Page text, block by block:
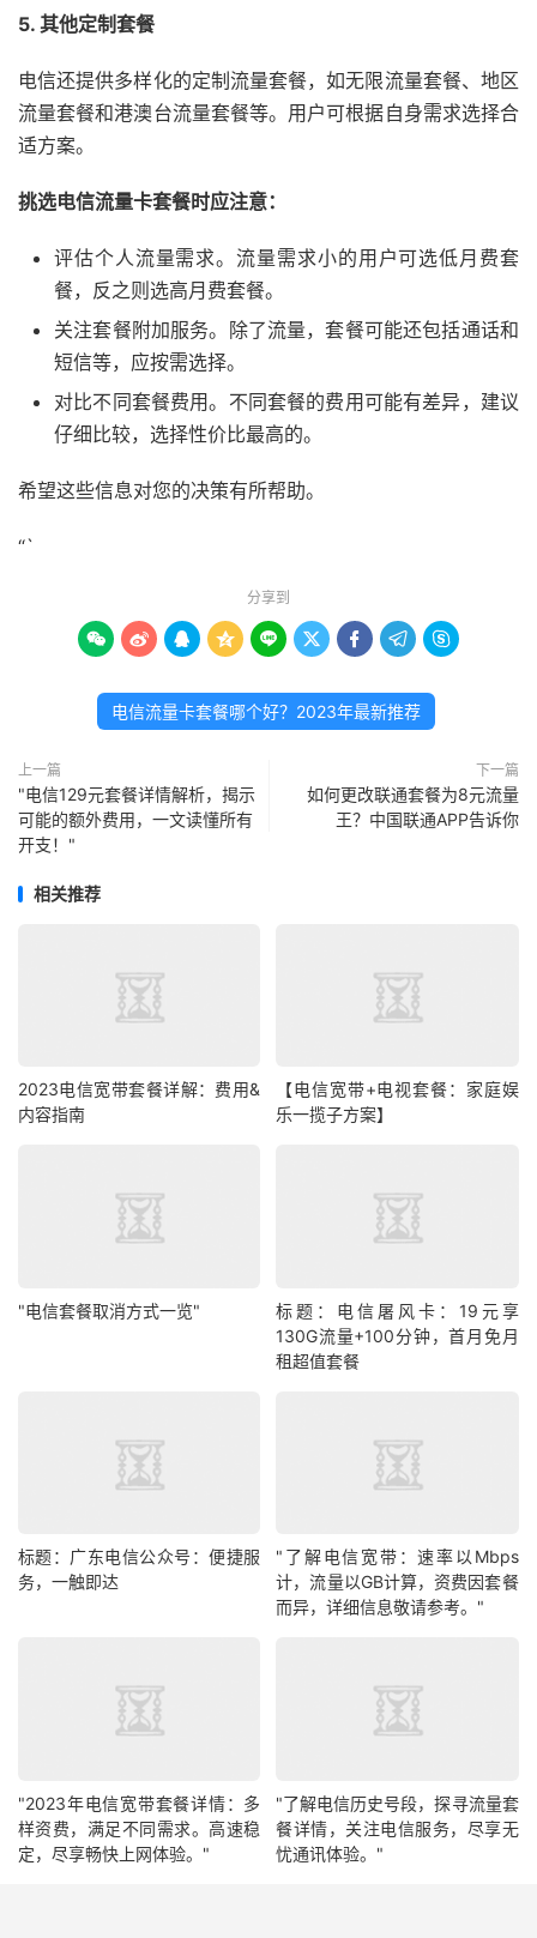
5. 其他定制套餐
电信还提供多样化的定制流量套餐，如无限流量套餐、地区
流量套餐和港澳台流量套餐等。用户可根据自身需求选择合
适方案。
挑选电信流量卡套餐时应注意：
评估个人流量需求。流量需求小的用户可选低月费套
餐，反之则选高月费套餐。
关注套餐附加服务。除了流量，套餐可能还包括通话和
短信等，应按需选择。
对比不同套餐费用。不同套餐的费用可能有差异，建议
仔细比较，选择性价比最高的。
希望这些信息对您的决策有所帮助。
“`
分享到
        
电信流量卡套餐哪个好？2023年最新推荐
上一篇
"电信129元套餐详情解析，揭示
可能的额外费用，一文读懂所有
开支！"
下一篇
如何更改联通套餐为8元流量
王？中国联通APP告诉你
相关推荐
2023电信宽带套餐详解：费用&
内容指南
【电信宽带+电视套餐：家庭娱
乐一揽子方案】
"电信套餐取消方式一览"
标题：电信屠风卡：19元享
130G流量+100分钟，首月免月
租超值套餐
标题：广东电信公众号：便捷服
务，一触即达
"了解电信宽带：速率以Mbps
计，流量以GB计算，资费因套餐
而异，详细信息敬请参考。"
"2023年电信宽带套餐详情：多
样资费，满足不同需求。高速稳
定，尽享畅快上网体验。"
"了解电信历史号段，探寻流量套
餐详情，关注电信服务，尽享无
忧通讯体验。"